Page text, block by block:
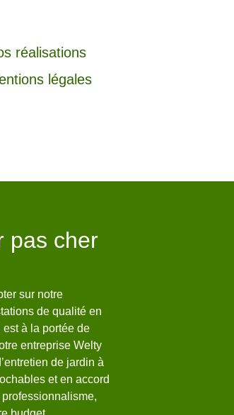
réalisations
légales
pas cher
sur notre
de qualité en
à la portée de
entreprise Welty
de jardin à
et en accord